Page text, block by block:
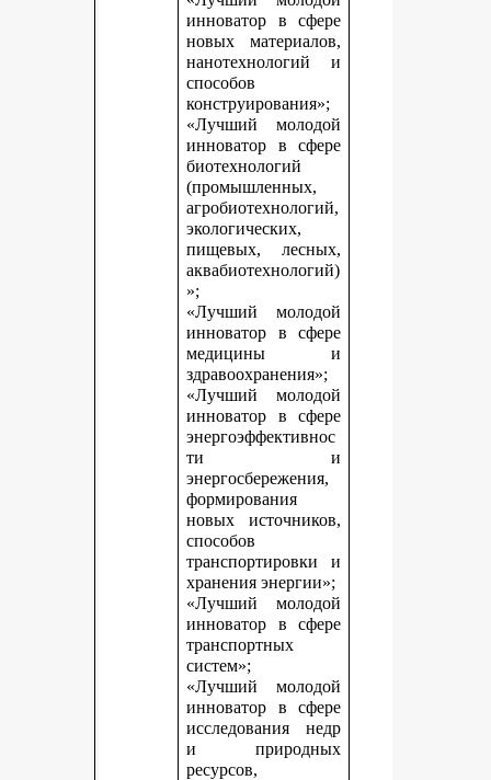
инноватор в сфере
новых материалов,
нанотехнологий и
способов
конструирования»;
«Лучший молодой
инноватор в сфере
биотехнологий
(промышленных,
агробиотехнологий,
экологических,
пищевых, лесных,
аквабиотехнологий)
»;
«Лучший молодой
инноватор в сфере
медицины и
здравоохранения»;
«Лучший молодой
инноватор в сфере
энергоэффективнос
ти и
энергосбережения,
формирования
новых источников,
способов
транспортировки и
хранения энергии»;
«Лучший молодой
инноватор в сфере
транспортных
систем»;
«Лучший молодой
инноватор в сфере
исследования недр
и природных
ресурсов,